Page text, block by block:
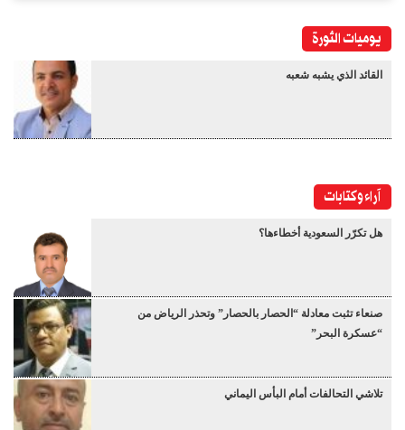
يوميات الثورة
القائد الذي يشبه شعبه
آراء وكتابات
هل تكرّر السعودية أخطاءها؟
صنعاء تثبت معادلة “الحصار بالحصار” وتحذر الرياض من
“عسكرة البحر”
تلاشي التحالفات أمام البأس اليماني